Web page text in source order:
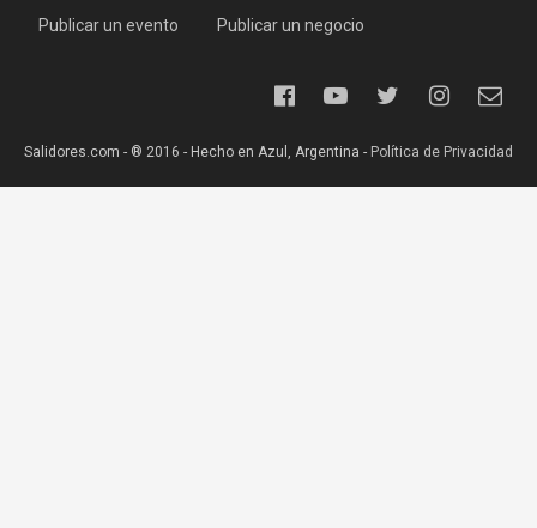
Publicar un evento Publicar un negocio
Salidores.com - ® 2016 - Hecho en Azul, Argentina - Política de Privacidad